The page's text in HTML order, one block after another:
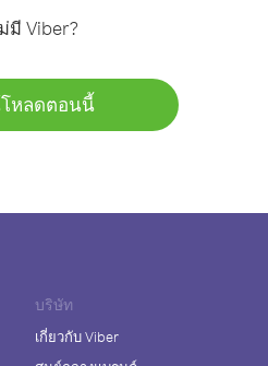
มี Viber?
หลดตอนนี้
บริษัท
เกี่ยวกับ Viber